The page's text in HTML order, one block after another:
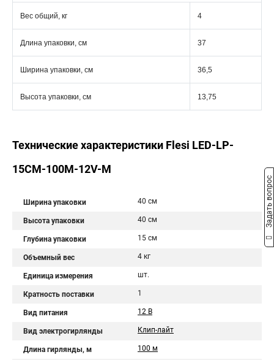
Вес общий, кг 4
Длина упаковки, см 37
Ширина упаковки, см 36,5
Высота упаковки, см 13,75
Технические характеристики Flesi LED-LP-
15СМ-100M-12V-M
Ширина упаковки 40 см
Высота упаковки 40 см
Глубина упаковки 15 см
Объемный вес 4 кг
Единица измерения шт.
Кратность поставки 1
Вид питания 12 В
Вид электрогирлянды Клип-лайт
Длина гирлянды, м 100 м
Задать вопрос